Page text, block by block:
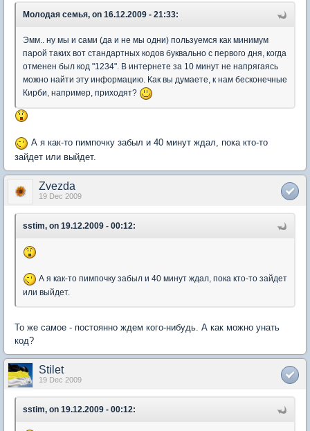
Молодая семья, on 16.12.2009 - 21:33:
Эмм.. ну мы и сами (да и не мы одни) пользуемся как минимум
парой таких вот стандартных кодов буквально с первого дня, когда
отменен был код "1234". В интернете за 10 минут не напрягаясь
можно найти эту информацию. Как вы думаете, к нам бесконечные
Кирби, например, приходят?
А я как-то пимпочку забыл и 40 минут ждал, пока кто-то
зайдет или выйдет.
Zvezda
19 Dec 2009
sstim, on 19.12.2009 - 00:12:
А я как-то пимпочку забыл и 40 минут ждал, пока кто-то зайдет
или выйдет.
То же самое - постоянно ждем кого-нибудь. А как можно унать
код?
Stilet
19 Dec 2009
sstim, on 19.12.2009 - 00:12: